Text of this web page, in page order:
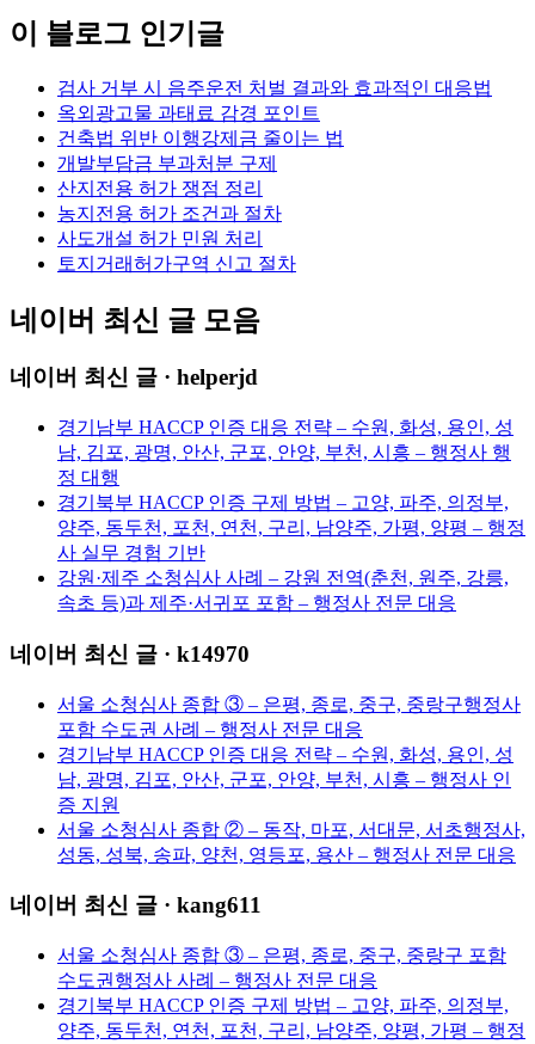
이 블로그 인기글
검사 거부 시 음주운전 처벌 결과와 효과적인 대응법
옥외광고물 과태료 감경 포인트
건축법 위반 이행강제금 줄이는 법
개발부담금 부과처분 구제
산지전용 허가 쟁점 정리
농지전용 허가 조건과 절차
사도개설 허가 민원 처리
토지거래허가구역 신고 절차
네이버 최신 글 모음
네이버 최신 글 · helperjd
경기남부 HACCP 인증 대응 전략 – 수원, 화성, 용인, 성
남, 김포, 광명, 안산, 군포, 안양, 부천, 시흥 – 행정사 행
정 대행
경기북부 HACCP 인증 구제 방법 – 고양, 파주, 의정부,
양주, 동두천, 포천, 연천, 구리, 남양주, 가평, 양평 – 행정
사 실무 경험 기반
강원·제주 소청심사 사례 – 강원 전역(춘천, 원주, 강릉,
속초 등)과 제주·서귀포 포함 – 행정사 전문 대응
네이버 최신 글 · k14970
서울 소청심사 종합 ③ – 은평, 종로, 중구, 중랑구행정사
포함 수도권 사례 – 행정사 전문 대응
경기남부 HACCP 인증 대응 전략 – 수원, 화성, 용인, 성
남, 광명, 김포, 안산, 군포, 안양, 부천, 시흥 – 행정사 인
증 지원
서울 소청심사 종합 ② – 동작, 마포, 서대문, 서초행정사,
성동, 성북, 송파, 양천, 영등포, 용산 – 행정사 전문 대응
네이버 최신 글 · kang611
서울 소청심사 종합 ③ – 은평, 종로, 중구, 중랑구 포함
수도권행정사 사례 – 행정사 전문 대응
경기북부 HACCP 인증 구제 방법 – 고양, 파주, 의정부,
양주, 동두천, 연천, 포천, 구리, 남양주, 양평, 가평 – 행정